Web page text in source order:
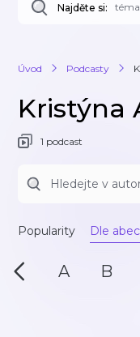
Najděte si:
Úvod Podcasty
Kristýna
1 podcast
Popularity Dle
A B